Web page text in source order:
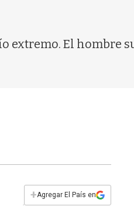
extremo. El hombre
+Agregar El País en